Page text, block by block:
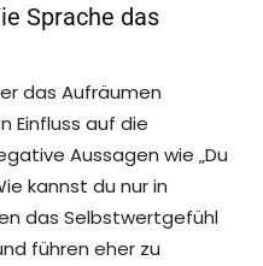
Sprache das
das Aufräumen
Einfluss auf die
Aussagen wie „Du
kannst du nur in
das Selbstwertgefühl
führen eher zu